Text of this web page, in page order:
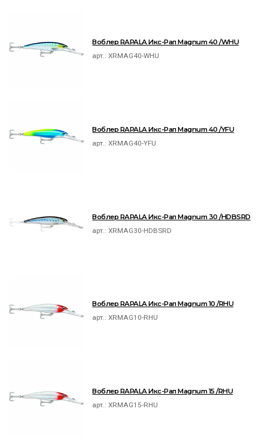
Воблер RAPALA Икс-Рап Magnum 40 /WHU
арт.:XRMAG40-WHU
Воблер RAPALA Икс-Рап Magnum 40 /YFU
арт.:XRMAG40-YFU
Воблер RAPALA Икс-Рап Magnum 30 /HDBSRD
арт.:XRMAG30-HDBSRD
Воблер RAPALA Икс-Рап Magnum 10 /RHU
арт.:XRMAG10-RHU
Воблер RAPALA Икс-Рап Magnum 15 /RHU
арт.:XRMAG15-RHU